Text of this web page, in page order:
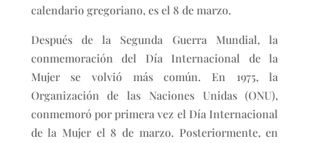
calendario gregoriano, es el 8 de marzo.
Después de la Segunda Guerra Mundial, la
conmemoración del Día Internacional de la
Mujer se volvió más común. En 1975, la
Organización de las Naciones Unidas (ONU),
conmemoró por primera vez el Día Internacional
de la Mujer el 8 de marzo. Posteriormente, en